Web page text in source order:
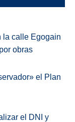
la calle Egogain
obras
el Plan
el DNI y